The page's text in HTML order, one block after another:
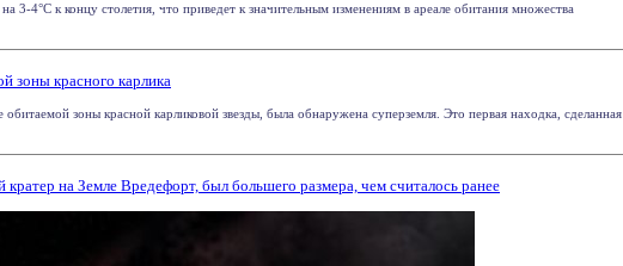
3-4°С к концу столетия, что приведет к значительным изменениям в ареале обитания множества
зоны красного карлика
зоны красной карликовой звезды, была обнаружена суперземля. Это первая находка, сделанная
на Земле Вредефорт, был большего размера, чем считалось ранее